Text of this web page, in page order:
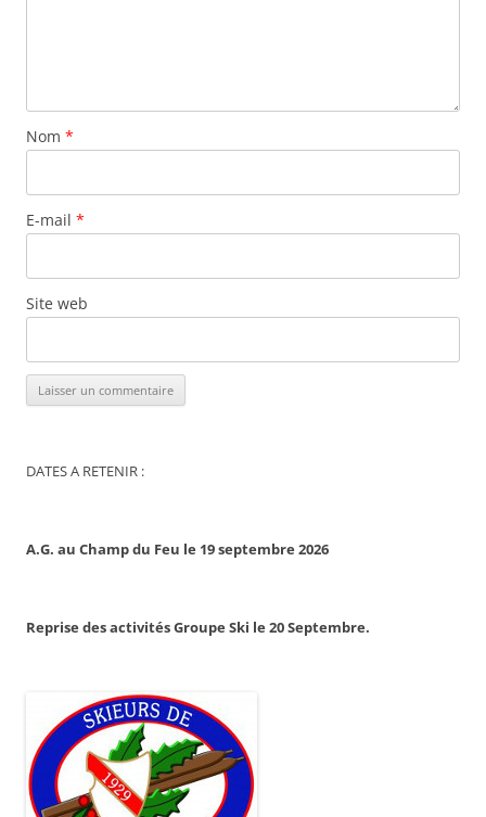
Nom *
E-mail *
Site web
DATES A RETENIR :
A.G. au Champ du Feu le 19 septembre 2026
Reprise des activités Groupe Ski le 20 Septembre.